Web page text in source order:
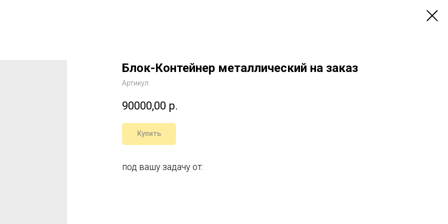
Блок-Контейнер металлический на заказ
Артикул:
90000,00 р.
Купить
под вашу задачу от: